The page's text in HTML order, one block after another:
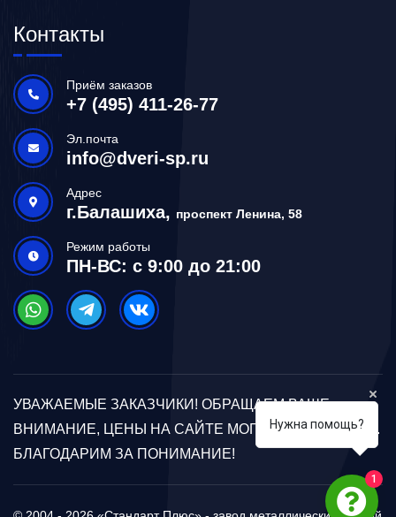
Контакты
Приём заказов
+7 (495) 411-26-77
Эл.почта
info@dveri-sp.ru
Адрес
г.Балашиха, проспект Ленина, 58
Режим работы
ПН-ВС: с 9:00 до 21:00
УВАЖАЕМЫЕ ЗАКАЗЧИКИ! ОБРАЩАЕМ ВАШЕ
ВНИМАНИЕ, ЦЕНЫ НА САЙТЕ МОГУТ ОТЛИЧАТЬСЯ.
БЛАГОДАРИМ ЗА ПОНИМАНИЕ!
Нужна помощь?
1